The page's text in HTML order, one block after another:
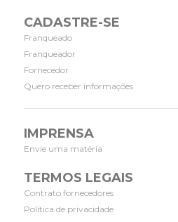
CADASTRE-SE
Franqueado
Franqueador
Fornecedor
Quero receber informações
IMPRENSA
Envie uma matéria
TERMOS LEGAIS
Contrato fornecedores
Política de privacidade